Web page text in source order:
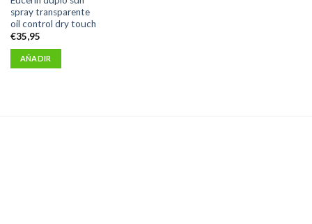
spray transparente
oil control dry touch
€35,95
AÑADIR